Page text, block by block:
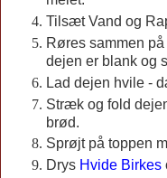
Tilsæt Vand og
Røres sammen
dejen er blank og
Lad dejen hvile -
Stræk og fold
brød.
Sprøjt på toppen
Drys Hvide Birkes